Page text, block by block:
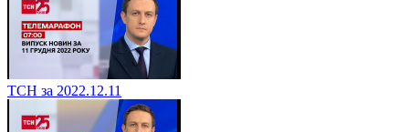
ТСН за 2022.12.11